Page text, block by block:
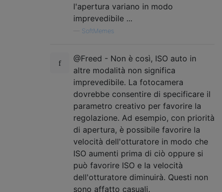
l'apertura variano in modo
imprevedibile ...
SoftMemes
@Freed - Non è così, ISO auto in
altre modalità non significa
imprevedibile. La fotocamera
dovrebbe consentire di specificare il
parametro creativo per favorire la
regolazione. Ad esempio, con priorità
di apertura, è possibile favorire la
velocità dell'otturatore in modo che
ISO aumenti prima di ciò oppure si
può favorire ISO e la velocità
dell'otturatore diminuirà. Questi non
sono affatto casuali.